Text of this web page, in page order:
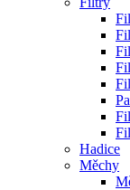
Hadice
Měchy